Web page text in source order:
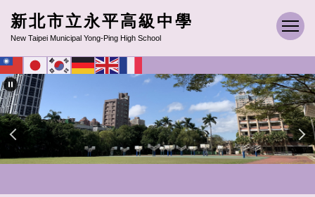
跳
到
主
要
內
容
區
新北市立永平高級中學
New Taipei Municipal Yong-Ping High School